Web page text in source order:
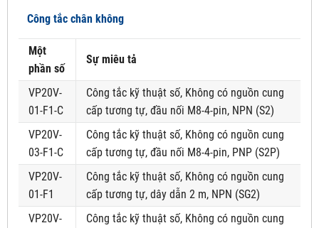
Công tắc chân không
Một
phần số
Sự miêu tả
VP20V-
01-F1-C
Công tắc kỹ thuật số, Không có nguồn cung
cấp tương tự, đầu nối M8-4-pin, NPN (S2)
VP20V-
03-F1-C
Công tắc kỹ thuật số, Không có nguồn cung
cấp tương tự, đầu nối M8-4-pin, PNP (S2P)
VP20V-
01-F1
Công tắc kỹ thuật số, Không có nguồn cung
cấp tương tự, dây dẫn 2 m, NPN (SG2)
VP20V-
Công tắc kỹ thuật số, Không có nguồn cung